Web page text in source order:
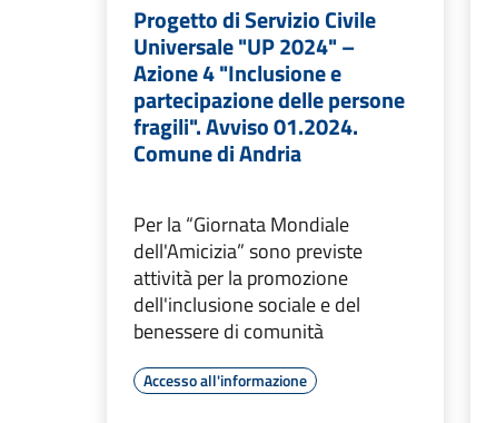
Progetto di Servizio Civile
Universale "UP 2024" –
Azione 4 "Inclusione e
partecipazione delle persone
fragili". Avviso 01.2024.
Comune di Andria
Per la “Giornata Mondiale
dell'Amicizia” sono previste
attività per la promozione
dell'inclusione sociale e del
benessere di comunità
Accesso all'informazione